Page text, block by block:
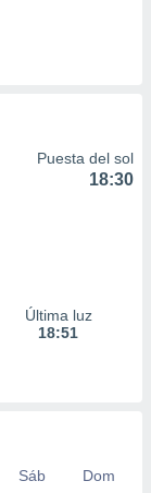
Puesta del sol
18:30
Última luz
18:51
Sáb
Dom